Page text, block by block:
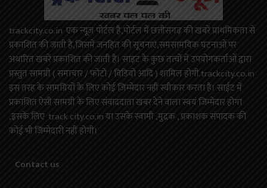
trackcity.co.in एक न्यूज़ पोर्टल है,पोर्टल में छत्तीसगढ़ की खबरें प्राथमिकता से
प्रकाशित की जाती है,जिसमें जनहित की सूचनाएं,समसामयिक घटनाओं पर
अधारित खबरें प्रकाशित की जाती है। साइट के कुछ तत्वों में उपयोगकर्ताओं द्वारा
प्रस्तुत सामग्री ( समाचार / फोटो / विडियो आदि ) शामिल होगी.trackcity.co.in
इस तरह के सामग्रियों के लिए कोई ज़िम्मेदार नहीं स्वीकार करता है। साईट में
प्रकाशित ऐसी सामग्री के लिए संवाददाता खबर देने वाला स्वयं जिम्मेदार होगा
,इसके लिए track city.co.in या उसके स्वामी ,मुद्रक , प्रकाशक संपादक की
कोई भी जिम्मेदारी नहीं होगी।
Contact us